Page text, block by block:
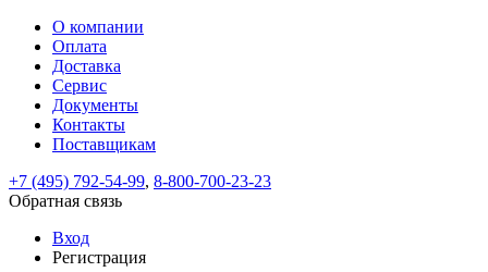
ВходРегистрация
Только
test@example.com
отправлена
по
ней
для
регистрации.
Только
Восстановление
пароля
Заполните
форму.
Мы
отправим
ссылку
на
На
вашу
test@test.ru
отправлена
ссылка.
Введите
новый
пароль
Пароль
успешно
Войти
Обратная
связь
Ваше
сообщение
успешно
О компании
Оплата
Доставка
Сервис
Документы
Контакты
Поставщикам
+7 (495) 792-54-99, 8-800-700-23-23
Обратная связь
Вход
Регистрация